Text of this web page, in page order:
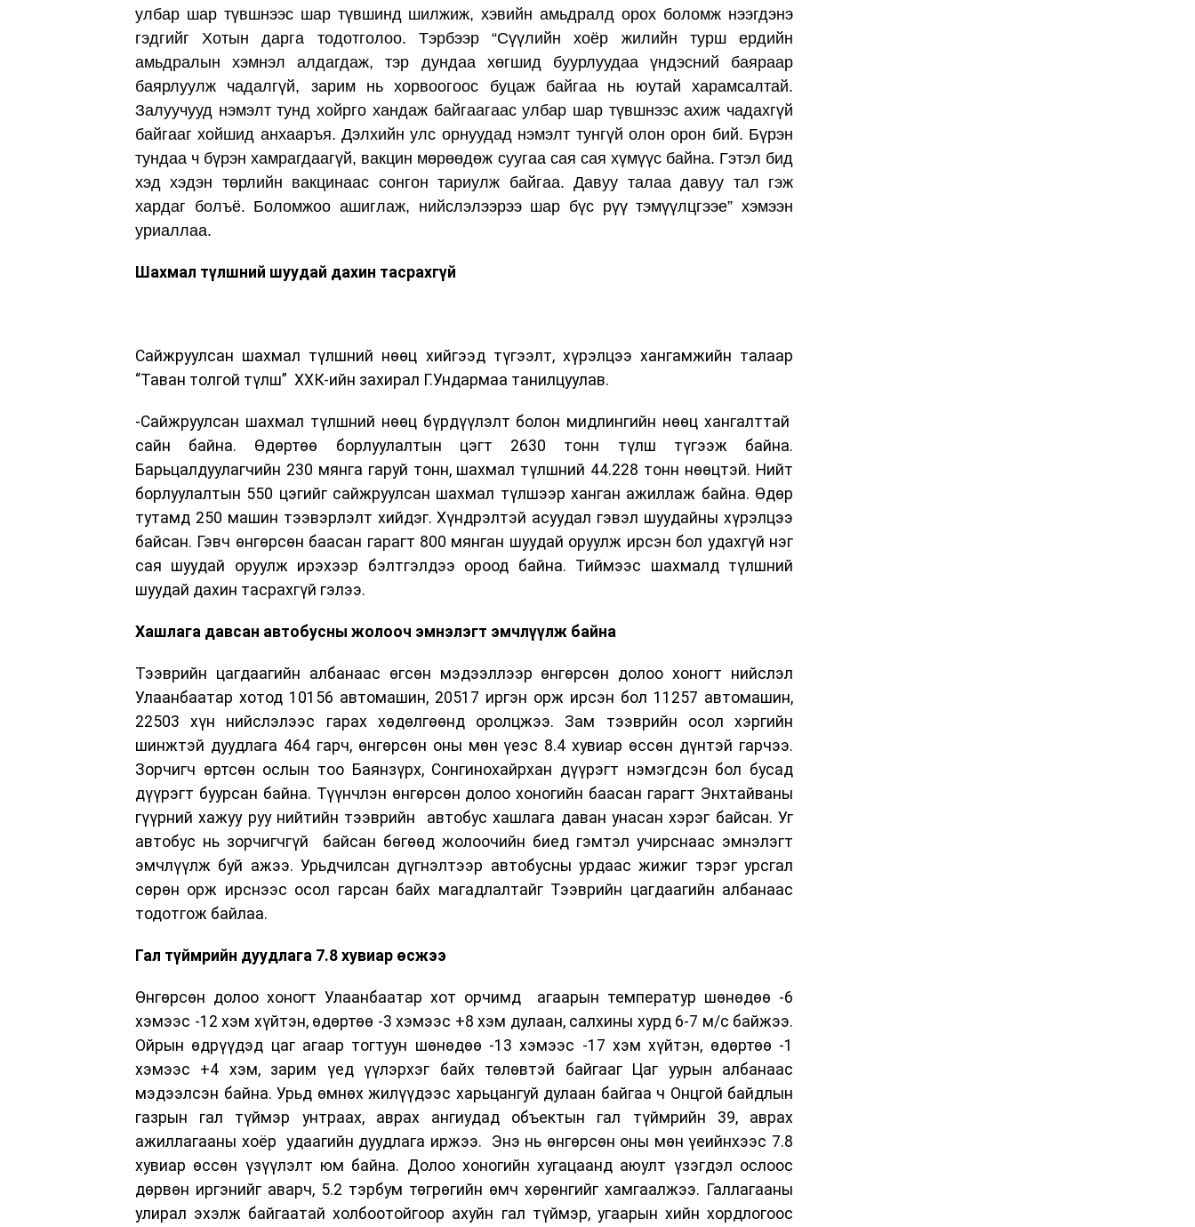
улбар шар түвшнээс шар түвшинд шилжиж, хэвийн амьдралд орох боломж нээгдэнэ
гэдгийг Хотын дарга тодотголоо. Тэрбээр “Сүүлийн хоёр жилийн турш ердийн
амьдралын хэмнэл алдагдаж, тэр дундаа хөгшид буурлуудаа үндэсний баяраар
баярлуулж чадалгүй, зарим нь хорвоогоос буцаж байгаа нь юутай харамсалтай.
Залуучууд нэмэлт тунд хойрго хандаж байгаагаас улбар шар түвшнээс ахиж чадахгүй
байгааг хойшид анхааръя. Дэлхийн улс орнуудад нэмэлт тунгүй олон орон бий. Бүрэн
тундаа ч бүрэн хамрагдаагүй, вакцин мөрөөдөж суугаа сая сая хүмүүс байна. Гэтэл бид
хэд хэдэн төрлийн вакцинаас сонгон тариулж байгаа. Давуу талаа давуу тал гэж
хардаг болъё. Боломжоо ашиглаж, нийслэлээрээ шар бүс рүү тэмүүлцгээе” хэмээн
уриаллаа.
Шахмал түлшний шуудай дахин тасрахгүй
Сайжруулсан шахмал түлшний нөөц хийгээд түгээлт, хүрэлцээ хангамжийн талаар
“Таван толгой түлш” ХХК-ийн захирал Г.Ундармаа танилцуулав.
-Сайжруулсан шахмал түлшний нөөц бүрдүүлэлт болон мидлингийн нөөц хангалттай
сайн байна. Өдөртөө борлуулалтын цэгт 2630 тонн түлш түгээж байна.
Барьцалдуулагчийн 230 мянга гаруй тонн, шахмал түлшний 44.228 тонн нөөцтэй. Нийт
борлуулалтын 550 цэгийг сайжруулсан шахмал түлшээр ханган ажиллаж байна. Өдөр
тутамд 250 машин тээвэрлэлт хийдэг. Хүндрэлтэй асуудал гэвэл шуудайны хүрэлцээ
байсан. Гэвч өнгөрсөн баасан гарагт 800 мянган шуудай оруулж ирсэн бол удахгүй нэг
сая шуудай оруулж ирэхээр бэлтгэлдээ ороод байна. Тиймээс шахмалд түлшний
шуудай дахин тасрахгүй гэлээ.
Хашлага давсан автобусны жолооч эмнэлэгт эмчлүүлж байна
Тээврийн цагдаагийн албанаас өгсөн мэдээллээр өнгөрсөн долоо хоногт нийслэл
Улаанбаатар хотод 10156 автомашин, 20517 иргэн орж ирсэн бол 11257 автомашин,
22503 хүн нийслэлээс гарах хөдөлгөөнд оролцжээ. Зам тээврийн осол хэргийн
шинжтэй дуудлага 464 гарч, өнгөрсөн оны мөн үеэс 8.4 хувиар өссөн дүнтэй гарчээ.
Зорчигч өртсөн ослын тоо Баянзүрх, Сонгинохайрхан дүүрэгт нэмэгдсэн бол бусад
дүүрэгт буурсан байна. Түүнчлэн өнгөрсөн долоо хоногийн баасан гарагт Энхтайваны
гүүрний хажуу руу нийтийн тээврийн автобус хашлага даван унасан хэрэг байсан. Уг
автобус нь зорчигчгүй байсан бөгөөд жолоочийн биед гэмтэл учирснаас эмнэлэгт
эмчлүүлж буй ажээ. Урьдчилсан дүгнэлтээр автобусны урдаас жижиг тэрэг урсгал
сөрөн орж ирснээс осол гарсан байх магадлалтайг Тээврийн цагдаагийн албанаас
тодотгож байлаа.
Гал түймрийн дуудлага 7.8 хувиар өсжээ
Өнгөрсөн долоо хоногт Улаанбаатар хот орчимд агаарын температур шөнөдөө -6
хэмээс -12 хэм хүйтэн, өдөртөө -3 хэмээс +8 хэм дулаан, салхины хурд 6-7 м/с байжээ.
Ойрын өдрүүдэд цаг агаар тогтуун шөнөдөө -13 хэмээс -17 хэм хүйтэн, өдөртөө -1
хэмээс +4 хэм, зарим үед үүлэрхэг байх төлөвтэй байгааг Цаг уурын албанаас
мэдээлсэн байна. Урьд өмнөх жилүүдээс харьцангуй дулаан байгаа ч Онцгой байдлын
газрын гал түймэр унтраах, аврах ангиудад объектын гал түймрийн 39, аврах
ажиллагааны хоёр удаагийн дуудлага иржээ. Энэ нь өнгөрсөн оны мөн үеийнхээс 7.8
хувиар өссөн үзүүлэлт юм байна. Долоо хоногийн хугацаанд аюулт үзэгдэл ослоос
дөрвөн иргэнийг аварч, 5.2 тэрбум төгрөгийн өмч хөрөнгийг хамгаалжээ. Галлагааны
улирал эхэлж байгаатай холбоотойгоор ахуйн гал түймэр, угаарын хийн хордлогоос